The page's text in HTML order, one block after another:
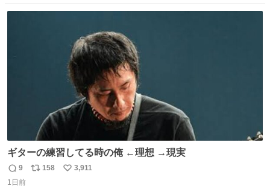
ギターの練習してる時の俺 ←理想 →現実
返
信
9
リ
158
い
3,911
1日前